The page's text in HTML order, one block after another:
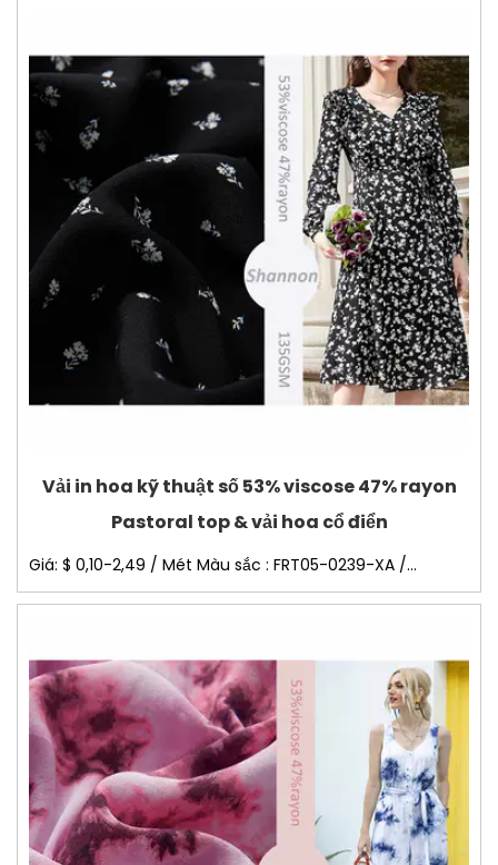
Vải in hoa kỹ thuật số 53% viscose 47% rayon
Pastoral top & vải hoa cổ điển
Giá: $ 0,10-2,49 / Mét Màu sắc : FRT05-0239-XA /...